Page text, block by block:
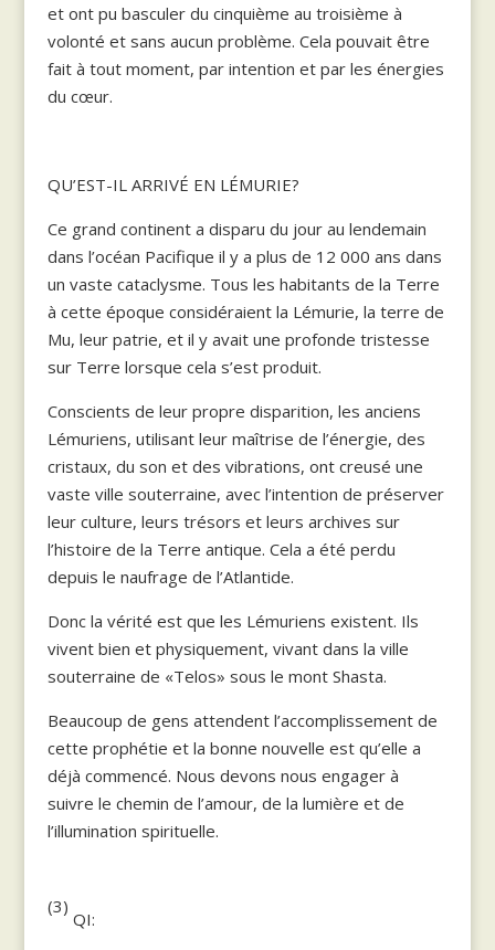
et ont pu basculer du cinquième au troisième à
volonté et sans aucun problème. Cela pouvait être
fait à tout moment, par intention et par les énergies
du cœur.
QU’EST-IL ARRIVÉ EN LÉMURIE?
Ce grand continent a disparu du jour au lendemain
dans l’océan Pacifique il y a plus de 12 000 ans dans
un vaste cataclysme. Tous les habitants de la Terre
à cette époque considéraient la Lémurie, la terre de
Mu, leur patrie, et il y avait une profonde tristesse
sur Terre lorsque cela s’est produit.
Conscients de leur propre disparition, les anciens
Lémuriens, utilisant leur maîtrise de l’énergie, des
cristaux, du son et des vibrations, ont creusé une
vaste ville souterraine, avec l’intention de préserver
leur culture, leurs trésors et leurs archives sur
l’histoire de la Terre antique. Cela a été perdu
depuis le naufrage de l’Atlantide.
Donc la vérité est que les Lémuriens existent. Ils
vivent bien et physiquement, vivant dans la ville
souterraine de «Telos» sous le mont Shasta.
Beaucoup de gens attendent l’accomplissement de
cette prophétie et la bonne nouvelle est qu’elle a
déjà commencé. Nous devons nous engager à
suivre le chemin de l’amour, de la lumière et de
l’illumination spirituelle.
(3)
QI: